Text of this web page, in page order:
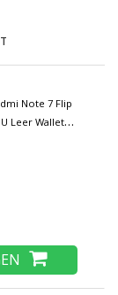
Note 7 Flip
Leer Wallet